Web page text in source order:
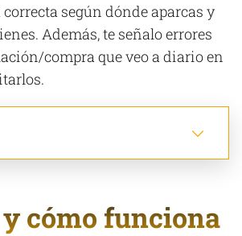
correcta según dónde aparcas y
Además, te señalo errores
compra que veo a diario en
y cómo funciona